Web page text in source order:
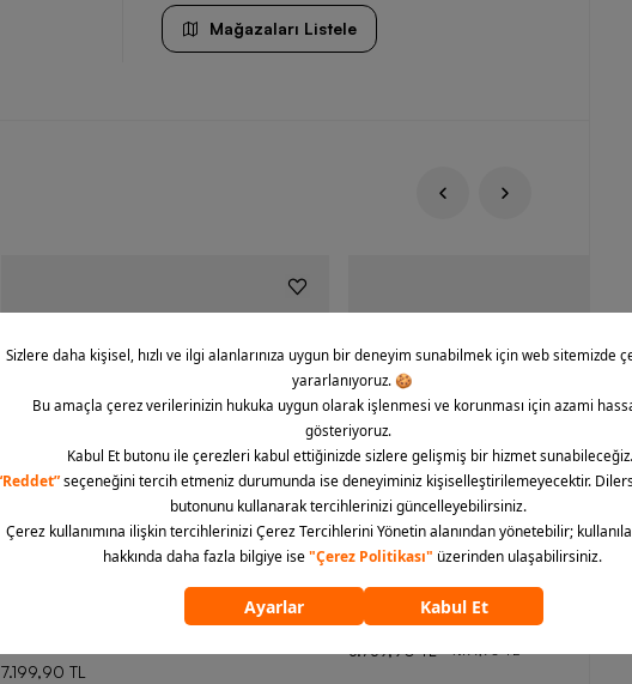
Mağazaları Listele
Nike Air Force 1 '07 CO Icon Erkek Spor
7.199,90 TL
Nike Dunk Low Retro Erkek Spor
5.759,90 TL
7.199,90 TL